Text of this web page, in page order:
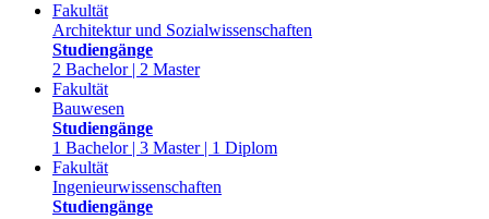
Fakultät
Architektur und Sozialwissenschaften
Studiengänge
2 Bachelor | 2 Master
Fakultät
Bauwesen
Studiengänge
1 Bachelor | 3 Master | 1 Diplom
Fakultät
Ingenieurwissenschaften
Studiengänge